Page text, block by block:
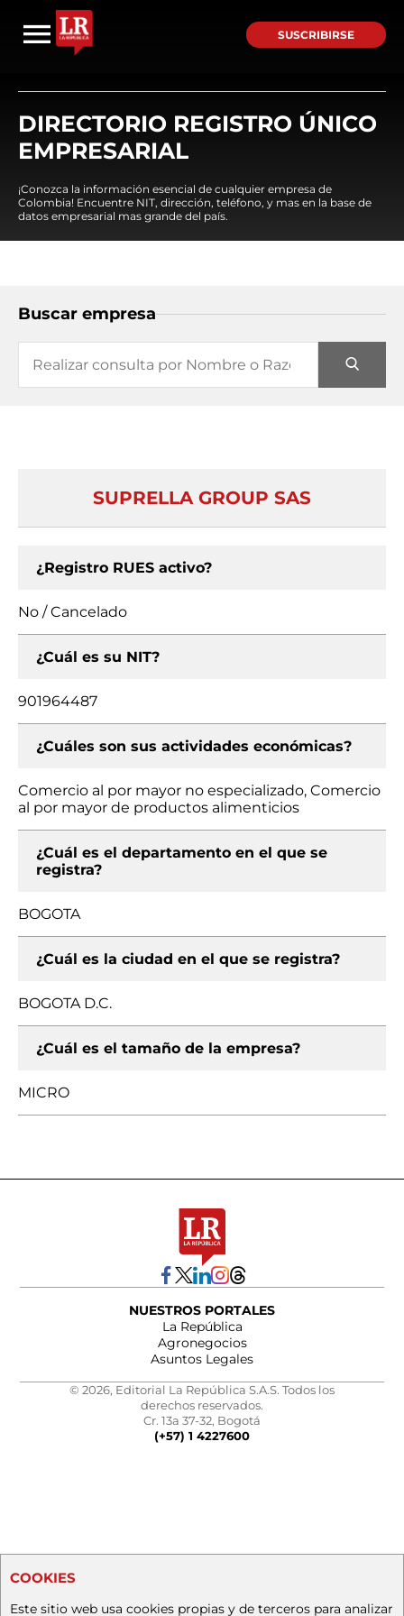
SUSCRIBIRSE
DIRECTORIO REGISTRO ÚNICO
EMPRESARIAL
¡Conozca la información esencial de cualquier empresa de
Colombia! Encuentre NIT, dirección, teléfono, y mas en la base de
datos empresarial mas grande del país.
Buscar empresa
SUPRELLA GROUP SAS
¿Registro RUES activo?
No / Cancelado
¿Cuál es su NIT?
901964487
¿Cuáles son sus actividades económicas?
Comercio al por mayor no especializado, Comercio
al por mayor de productos alimenticios
¿Cuál es el departamento en el que se
registra?
BOGOTA
¿Cuál es la ciudad en el que se registra?
BOGOTA D.C.
¿Cuál es el tamaño de la empresa?
MICRO
NUESTROS PORTALES
La República
Agronegocios
Asuntos Legales
© 2026, Editorial La República S.A.S. Todos los
derechos reservados.
Cr. 13a 37-32, Bogotá
(+57) 1 4227600
COOKIES
Este sitio web usa cookies propias y de terceros para analizar